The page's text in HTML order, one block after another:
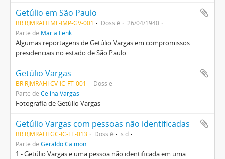
Getúlio em São Paulo
BR RJMRAHI ML-IMP-GV-001 Dossiê
26/04/1940
Parte de Maria Lenk
Algumas reportagens de Getúlio Vargas em compromissos
presidenciais no estado de São Paulo.
Getúlio Vargas
BR RJMRAHI CV-IC-FT-001
Dossiê
Parte de Celina Vargas
Fotografia de Getúlio Vargas
Getúlio Vargas com pessoas não identificadas
BR RJMRAHI GC-IC-FT-013 Dossiê
s.d
Parte de Geraldo Calmon
1 - Getúlio Vargas e uma pessoa não identificada em uma